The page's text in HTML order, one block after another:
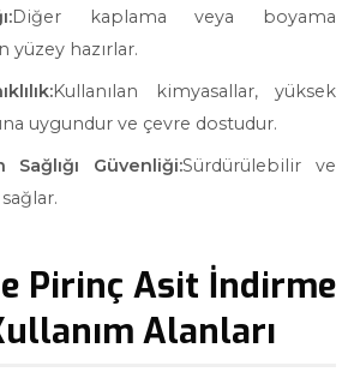
Diğer kaplama veya boyama
yüzey hazırlar.
Kullanılan kimyasallar, yüksek
uygundur ve çevre dostudur.
Güvenliği:Sürdürülebilir ve
Pirinç Asit İndirme
Alanları